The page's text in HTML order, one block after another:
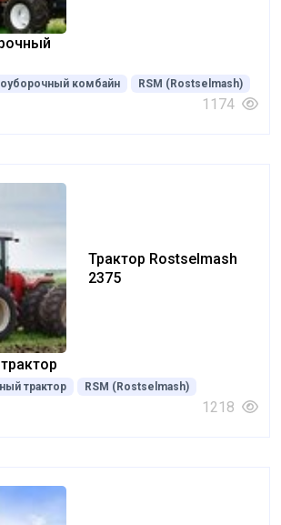
комбайн RSM (Rostselmash)
1174
Трактор Rostselmash
2375
трактор RSM (Rostselmash)
1218